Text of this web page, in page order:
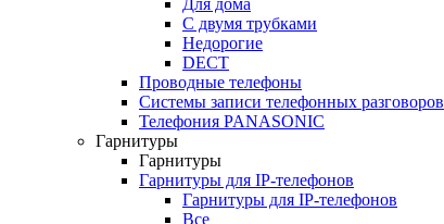
Для дома
С двумя трубками
Недорогие
DECT
Проводные телефоны
Системы записи телефонных разговоров
Телефония PANASONIC
Гарнитуры
Гарнитуры
Гарнитуры для IP-телефонов
Гарнитуры для IP-телефонов
Все